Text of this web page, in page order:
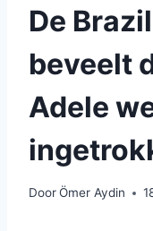
De
beveelt
Adele
DoorÖmer Aydin